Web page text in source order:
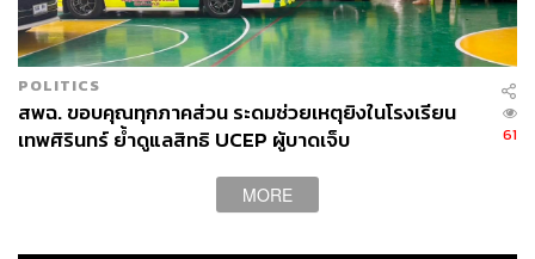
POLITICS
สพฉ. ขอบคุณทุกภาคส่วน ระดมช่วยเหตุยิงในโรงเรียน
เทพศิรินทร์ ย้ำดูแลสิทธิ UCEP ผู้บาดเจ็บ
61
MORE